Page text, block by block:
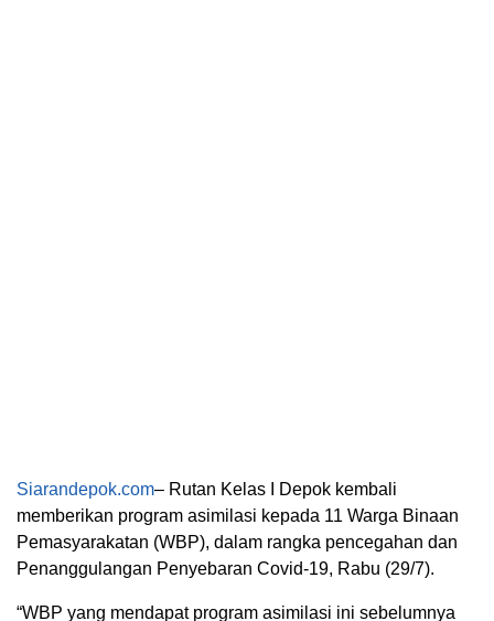
Siarandepok.com– Rutan Kelas I Depok kembali
memberikan program asimilasi kepada 11 Warga Binaan
Pemasyarakatan (WBP), dalam rangka pencegahan dan
Penanggulangan Penyebaran Covid-19, Rabu (29/7).
“WBP yang mendapat program asimilasi ini sebelumnya